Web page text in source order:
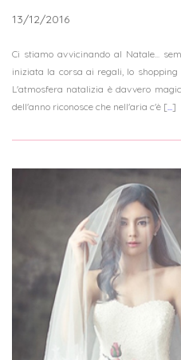
13/12/2016
Ci stiamo avvicinando al Natale...
iniziata la corsa ai regali, lo
L'atmosfera natalizia è davvero
dell'anno riconosce che nell'aria c'è [...]